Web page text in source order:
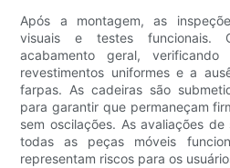
Após a montagem, as
visuais e testes funcionais.
acabamento geral,
revestimentos uniformes e a
farpas. As cadeiras são
para garantir que permaneçam
sem oscilações. As avaliações
todas as peças móveis
representam riscos para os